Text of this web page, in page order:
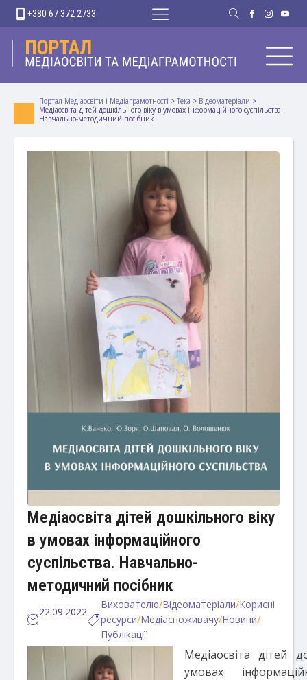
+380 67 372 2733
Портал Медіаосвіти і Медіаграмотності > Тека > Відеоматеріали >
Медіаосвіта дітей дошкільного віку в умовах інформаційного суспільства.
Навчально-методичний посібник
Медіаосвіта дітей дошкільного віку
в умовах інформаційного
суспільства. Навчально-
методичний посібник
22.09.2022
Вихователю/Відеоматеріали/Корисні
ресурси/Медіаспоживачу/Новини/
Публікації
Медіаосвіта дітей
умовах